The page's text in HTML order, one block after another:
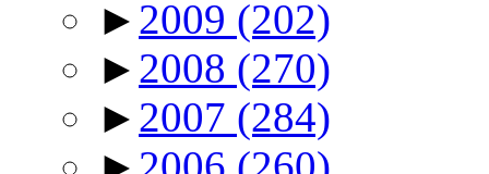
► 2009 (202)
► 2008 (270)
► 2007 (284)